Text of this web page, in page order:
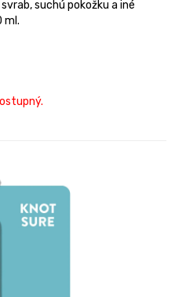
suchú pokožku a iné
ml.